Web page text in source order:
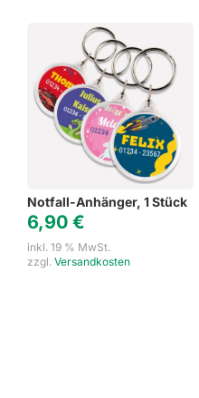
Notfall-Anhänger, 1 Stück
6,90 €
inkl. 19 % MwSt.
zzgl. Versandkosten